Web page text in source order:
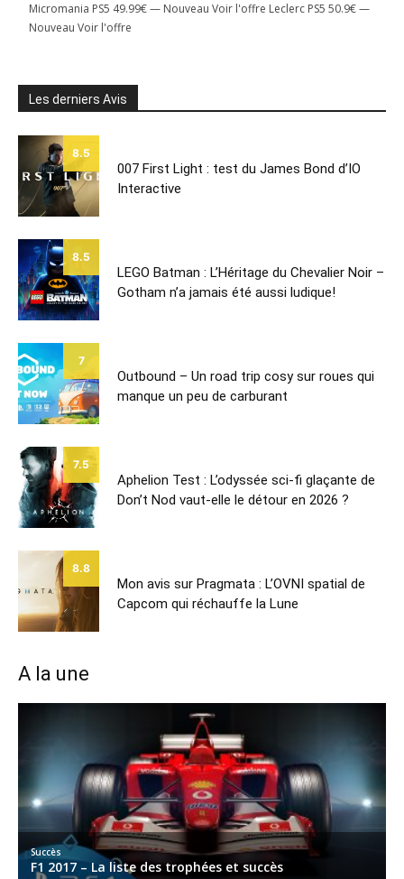
Micromania PS5 49.99€ — Nouveau Voir l'offre Leclerc PS5 50.9€ —
Nouveau Voir l'offre
Les derniers Avis
8.5
007 First Light : test du James Bond d’IO
Interactive
8.5
LEGO Batman : L’Héritage du Chevalier Noir –
Gotham n’a jamais été aussi ludique!
7
Outbound – Un road trip cosy sur roues qui
manque un peu de carburant
7.5
Aphelion Test : L’odyssée sci-fi glaçante de
Don’t Nod vaut-elle le détour en 2026 ?
8.8
Mon avis sur Pragmata : L’OVNI spatial de
Capcom qui réchauffe la Lune
A la une